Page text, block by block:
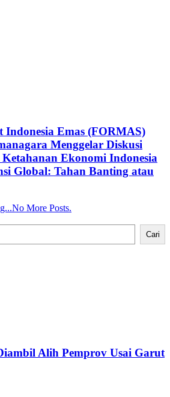
Emas (FORMAS)
Menggelar Diskusi
Ekonomi Indonesia
Global: Tahan Banting atau
No More Posts.
Cari
Alih Pemprov Usai Garut